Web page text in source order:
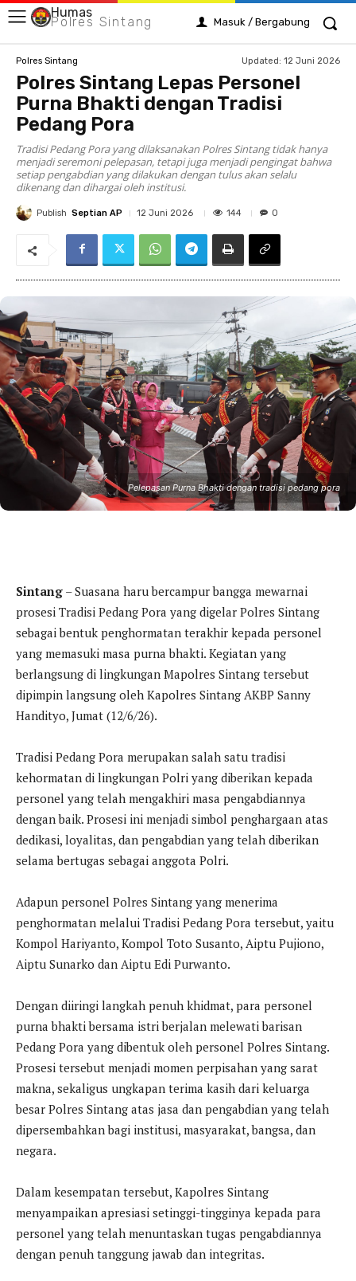
Humas
Polres Sintang Masuk / Bergabung
Polres Sintang Updated: 12 Juni 2026
Polres Sintang Lepas Personel
Purna Bhakti dengan Tradisi
Pedang Pora
Tradisi Pedang Pora yang dilaksanakan Polres Sintang tidak hanya
menjadi seremoni pelepasan, tetapi juga menjadi pengingat bahwa
setiap pengabdian yang dilakukan dengan tulus akan selalu
dikenang dan dihargai oleh institusi.
Publish Septian AP 12 Juni 2026 144 0
Pelepasan Purna Bhakti dengan tradisi pedang pora
Sintang – Suasana haru bercampur bangga mewarnai
prosesi Tradisi Pedang Pora yang digelar Polres Sintang
sebagai bentuk penghormatan terakhir kepada personel
yang memasuki masa purna bhakti. Kegiatan yang
berlangsung di lingkungan Mapolres Sintang tersebut
dipimpin langsung oleh Kapolres Sintang AKBP Sanny
Handityo, Jumat (12/6/26).
Tradisi Pedang Pora merupakan salah satu tradisi
kehormatan di lingkungan Polri yang diberikan kepada
personel yang telah mengakhiri masa pengabdiannya
dengan baik. Prosesi ini menjadi simbol penghargaan atas
dedikasi, loyalitas, dan pengabdian yang telah diberikan
selama bertugas sebagai anggota Polri.
Adapun personel Polres Sintang yang menerima
penghormatan melalui Tradisi Pedang Pora tersebut, yaitu
Kompol Hariyanto, Kompol Toto Susanto, Aiptu Pujiono,
Aiptu Sunarko dan Aiptu Edi Purwanto.
Dengan diiringi langkah penuh khidmat, para personel
purna bhakti bersama istri berjalan melewati barisan
Pedang Pora yang dibentuk oleh personel Polres Sintang.
Prosesi tersebut menjadi momen perpisahan yang sarat
makna, sekaligus ungkapan terima kasih dari keluarga
besar Polres Sintang atas jasa dan pengabdian yang telah
dipersembahkan bagi institusi, masyarakat, bangsa, dan
negara.
Dalam kesempatan tersebut, Kapolres Sintang
menyampaikan apresiasi setinggi-tingginya kepada para
personel yang telah menuntaskan tugas pengabdiannya
dengan penuh tanggung jawab dan integritas.